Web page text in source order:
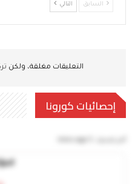
السابق التالي
التعليقات مغلقة، ولكن
إحصائيات كورونا